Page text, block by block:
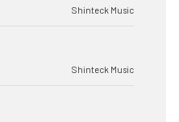
Shinteck Music
Shinteck Music